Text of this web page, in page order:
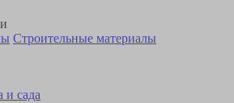
Строительные материалы
и сада